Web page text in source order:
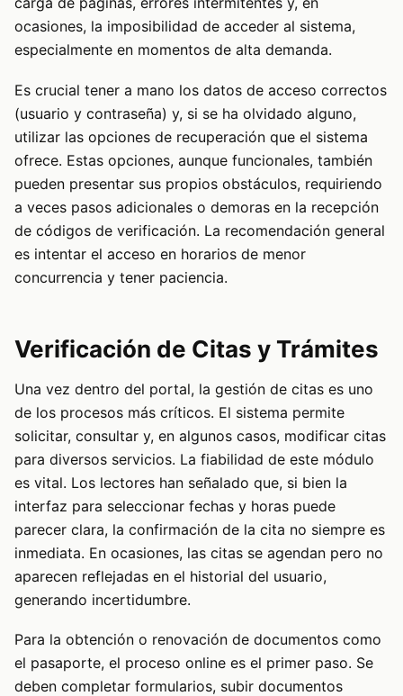
ocasiones, la imposibilidad de acceder al sistema,
especialmente en momentos de alta demanda.
Es crucial tener a mano los datos de acceso correctos
(usuario y contraseña) y, si se ha olvidado alguno,
utilizar las opciones de recuperación que el sistema
ofrece. Estas opciones, aunque funcionales, también
pueden presentar sus propios obstáculos, requiriendo
a veces pasos adicionales o demoras en la recepción
de códigos de verificación. La recomendación general
es intentar el acceso en horarios de menor
concurrencia y tener paciencia.
Verificación de Citas y Trámites
Una vez dentro del portal, la gestión de citas es uno
de los procesos más críticos. El sistema permite
solicitar, consultar y, en algunos casos, modificar citas
para diversos servicios. La fiabilidad de este módulo
es vital. Los lectores han señalado que, si bien la
interfaz para seleccionar fechas y horas puede
parecer clara, la confirmación de la cita no siempre es
inmediata. En ocasiones, las citas se agendan pero no
aparecen reflejadas en el historial del usuario,
generando incertidumbre.
Para la obtención o renovación de documentos como
el pasaporte, el proceso online es el primer paso. Se
deben completar formularios, subir documentos